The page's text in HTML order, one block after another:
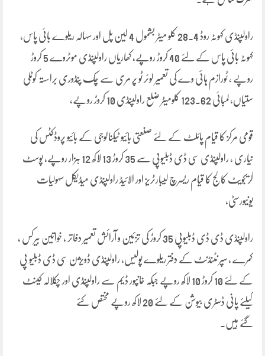
راولپنڈی کہوٹہ روڈ 28.4 کلو میٹر بشمول 4 لین پل اور سہالہ ریلوے بائی پاس،
کہوٹہ بائی پاس کے لئے 40 کروڑ روپے، کھاریاں راولپنڈی موٹروے 5 کروڑ
روپے ، ٹورازم ہائی وے کی تعمیر لوئر ٹو پر مری سے چک پنڈوری براستہ کوٹلی
ستیاں، لمبائی 123.62 کلومیٹر ضلع راولپنڈی 10 کروڑ روپے،
قومی مرکز کا قیام پائلٹ کے لئے صنعتی بائیو ٹیکنالوجی کے بائیو پروڈکٹس کی
تیاری ، راولپنڈی سی ڈی ڈبلیوپی سے 35 کروڑ 13 لاکھ 12 ہزار روپے، پوسٹ
گریجویٹ کالج کا قیام ریسرچ لیبارٹریز اور الائیڈ راولپنڈی میڈیکل سہولیات
یونیورسٹی،
راولپنڈی ڈی ڈی ڈبلیوپی 35 کروڑ کی تزئین و آرائش تعمیر دفاتر ، خواتین بیرکس ،
کمرے ، سپر نٹنڈنٹ کے دفتر ریلوے پولیس، راولپنڈی ڈویژن سی ڈی ڈبلیو پی
کے لئے 10 کروڑ 10 لاکھ روپے جبکہ خانپور ڈیم سے راولپنڈی اور چکلالہ کینٹ
کیلئے پانی ڈسٹری بیوشن کے لئے 20 لاکھ روپے مختص کئے
گئے ہیں۔